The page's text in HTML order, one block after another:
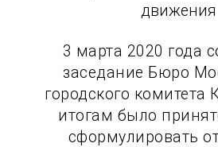
движения
3 марта 2020 года
заседание Бюро
городского комитета
итогам было
сформулировать